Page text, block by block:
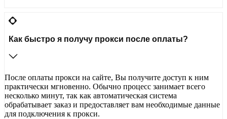
Как быстро я получу прокси после оплаты?
После оплаты прокси на сайте, Вы получите доступ к ним
практически мгновенно. Обычно процесс занимает всего
несколько минут, так как автоматическая система
обрабатывает заказ и предоставляет вам необходимые данные
для подключения к прокси.